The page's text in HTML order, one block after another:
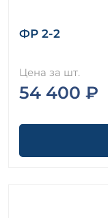
ФР 2-2
Цена за шт.
54 400 ₽